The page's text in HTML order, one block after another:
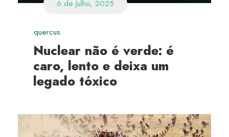
6 de Julho, 2025
quercus
Nuclear não é verde: é
caro, lento e deixa um
legado tóxico